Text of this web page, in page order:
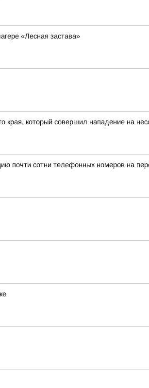
«Лесная застава»
края, который совершил нападение на
почти сотни телефонных номеров на